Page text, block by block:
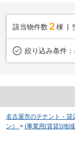
該当物件数 2棟
絞り込み条件：
名古屋市のテナント・貸
ン）
> (事業用(賃貸))地